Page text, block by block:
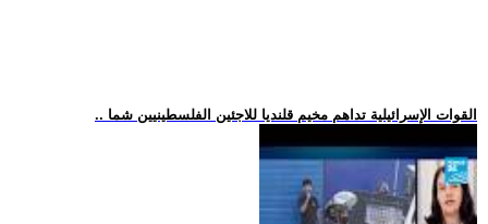
.. القوات الإسرائيلية تداهم مخيم قلنديا للاجئين الفلسطينيين شما